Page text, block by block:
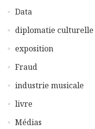
Data
diplomatie culturelle
exposition
Fraud
industrie musicale
livre
Médias